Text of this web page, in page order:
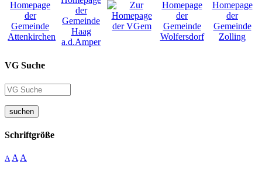
VG Suche
suchen
Schriftgröße
A A A